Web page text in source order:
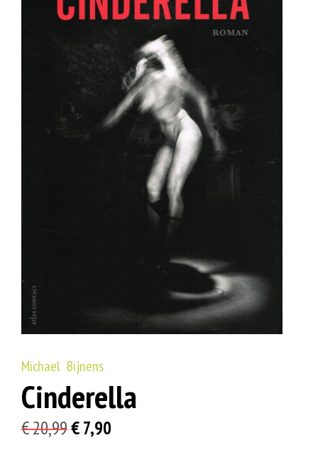
Michael Bijnens
Cinderella
€20,99Oorspronkelijke
€7,90